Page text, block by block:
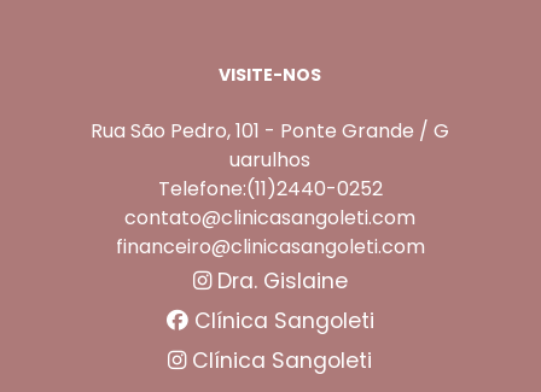
VISITE-NOS
Rua São Pedro, 101 - Ponte Grande / G
uarulhos
Telefone:(11)2440-0252
contato@clinicasangoleti.com
financeiro@clinicasangoleti.com
Dra. Gislaine
Clínica Sangoleti
Clínica Sangoleti